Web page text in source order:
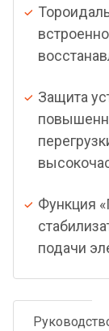
Защита
Функция
подачи